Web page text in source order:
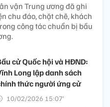
vận Trung ương đã ghi
chu đáo, chặt chẽ, khách
công tác chuẩn bị bầu
cử Quốc hội và HĐND:
Long lập danh sách
thức người ứng cử
10/02/2026 15:07’